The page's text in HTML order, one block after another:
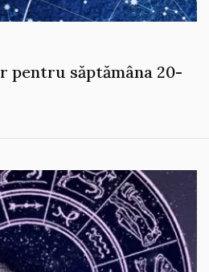
pentru săptămâna 20-